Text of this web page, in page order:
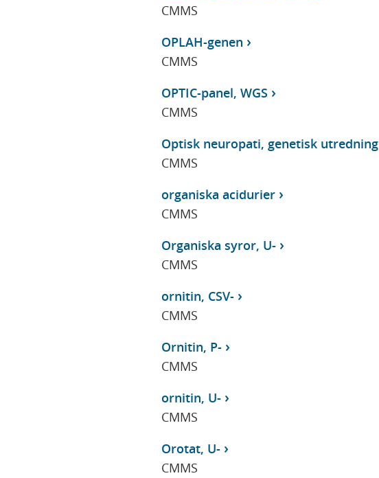
CMMS
OPLAH-genen
CMMS
OPTIC-panel, WGS
CMMS
Optisk neuropati, genetisk utredning
CMMS
organiska acidurier
CMMS
Organiska syror, U-
CMMS
ornitin, CSV-
CMMS
Ornitin, P-
CMMS
ornitin, U-
CMMS
Orotat, U-
CMMS